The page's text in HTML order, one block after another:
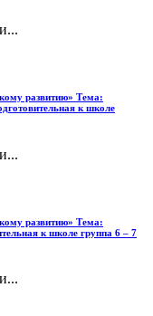
развитию» Тема:
к школе
развитию» Тема:
к школе группа 6 – 7